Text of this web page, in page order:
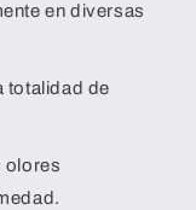
en diversas
totalidad de
olores